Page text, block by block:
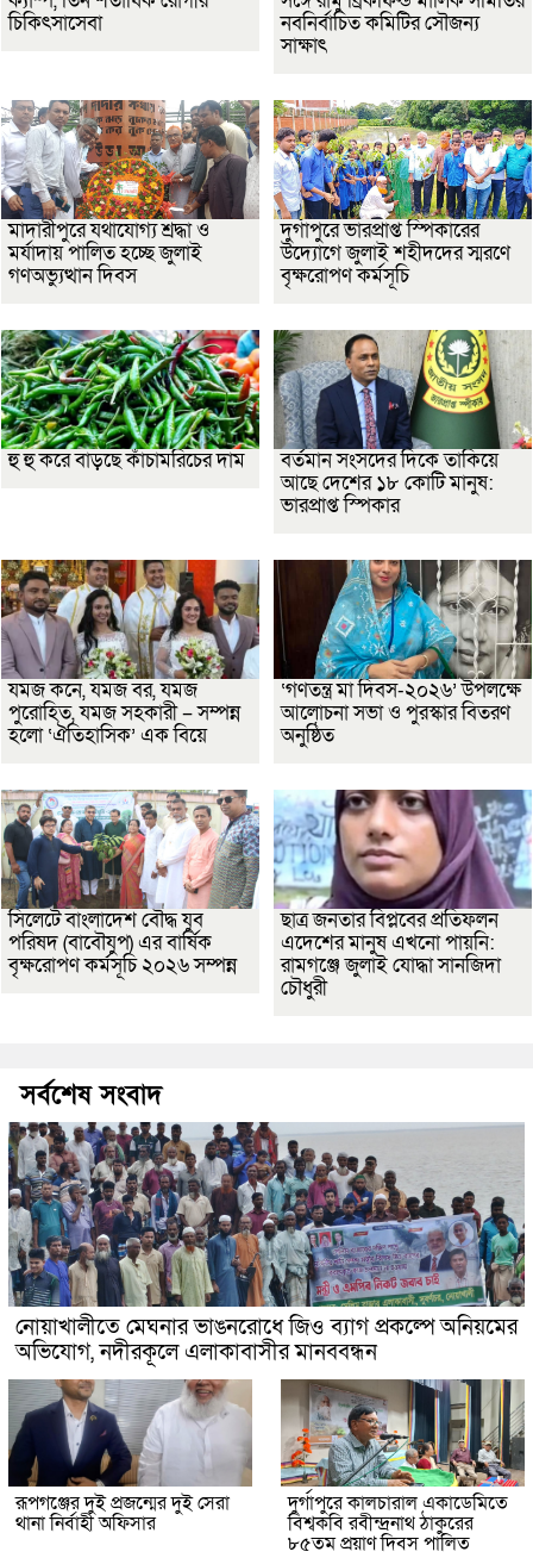
চিকিৎসাসেবা
নবনির্বাচিত কমিটির সৌজন্য
সাক্ষাৎ
মাদারীপুরে যথাযোগ্য শ্রদ্ধা ও
মর্যাদায় পালিত হচ্ছে জুলাই
গণঅভ্যুত্থান দিবস
দুর্গাপুরে ভারপ্রাপ্ত স্পিকারের
উদ্যোগে জুলাই শহীদদের স্মরণে
বৃক্ষরোপণ কর্মসূচি
হু হু করে বাড়ছে কাঁচামরিচের দাম
বর্তমান সংসদের দিকে তাকিয়ে
আছে দেশের ১৮ কোটি মানুষ:
ভারপ্রাপ্ত স্পিকার
যমজ কনে, যমজ বর, যমজ
পুরোহিত, যমজ সহকারী – সম্পন্ন
হলো ‘ঐতিহাসিক’ এক বিয়ে
‘গণতন্ত্র মা দিবস-২০২৬’ উপলক্ষে
আলোচনা সভা ও পুরস্কার বিতরণ
অনুষ্ঠিত
সিলেটে বাংলাদেশ বৌদ্ধ যুব
পরিষদ (বাবৌযুপ) এর বার্ষিক
বৃক্ষরোপণ কর্মসূচি ২০২৬ সম্পন্ন
ছাত্র জনতার বিপ্লবের প্রতিফলন
এদেশের মানুষ এখনো পায়নি:
রামগঞ্জে জুলাই যোদ্ধা সানজিদা
চৌধুরী
সর্বশেষ সংবাদ
নোয়াখালীতে মেঘনার ভাঙনরোধে জিও ব্যাগ প্রকল্পে অনিয়মের
অভিযোগ, নদীরকূলে এলাকাবাসীর মানববন্ধন
রূপগঞ্জের দুই প্রজন্মের দুই সেরা
থানা নির্বাহী অফিসার
দুর্গাপুরে কালচারাল একাডেমিতে
বিশ্বকবি রবীন্দ্রনাথ ঠাকুরের
৮৫তম প্রয়াণ দিবস পালিত